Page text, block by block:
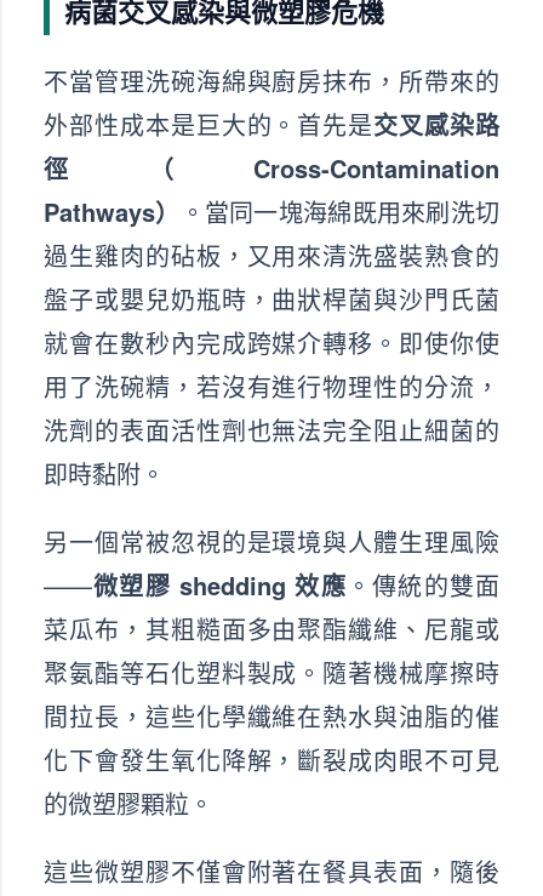
病菌交叉感染與微塑膠危機
不當管理洗碗海綿與廚房抹布，所帶來的
外部性成本是巨大的。首先是交叉感染路
徑（Cross-Contamination
Pathways）
。當同一塊海綿既用來刷洗切
過生雞肉的砧板，又用來清洗盛裝熟食的
盤子或嬰兒奶瓶時，曲狀桿菌與沙門氏菌
就會在數秒內完成跨媒介轉移。即使你使
用了洗碗精，若沒有進行物理性的分流，
洗劑的表面活性劑也無法完全阻止細菌的
即時黏附。
另一個常被忽視的是環境與人體生理風險
——微塑膠 shedding 效應 。傳統的雙面
菜瓜布，其粗糙面多由聚酯纖維、尼龍或
聚氨酯等石化塑料製成。隨著機械摩擦時
間拉長，這些化學纖維在熱水與油脂的催
化下會發生氧化降解，斷裂成肉眼不可見
的微塑膠顆粒。
這些微塑膠不僅會附著在餐具表面，隨後